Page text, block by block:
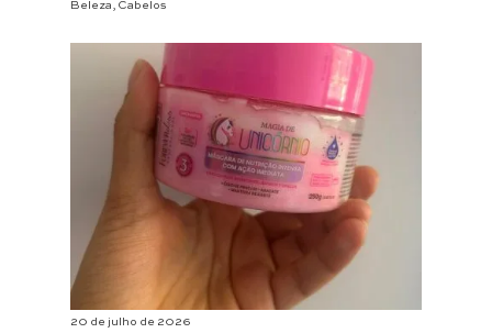
Beleza , Cabelos
20 de julho de 2026